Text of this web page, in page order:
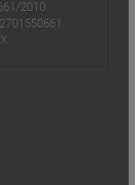
2010